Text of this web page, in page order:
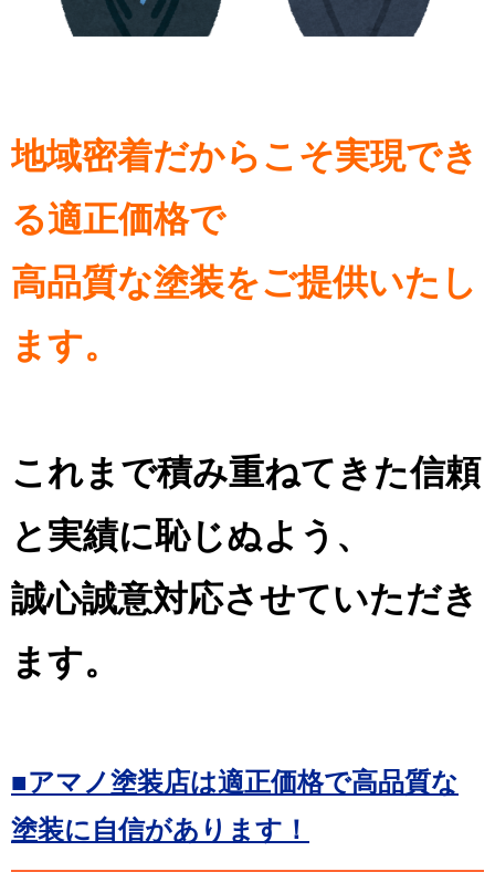
地域密着だからこそ実現でき
る適正価格で
高品質な塗装をご提供いたし
ます。
これまで積み重ねてきた信頼
と実績に恥じぬよう、
誠心誠意対応させていただき
ます。
■アマノ塗装店は適正価格で高品質な
塗装に自信があります！